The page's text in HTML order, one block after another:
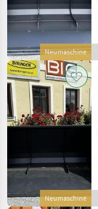
Neumaschine
Neumaschine